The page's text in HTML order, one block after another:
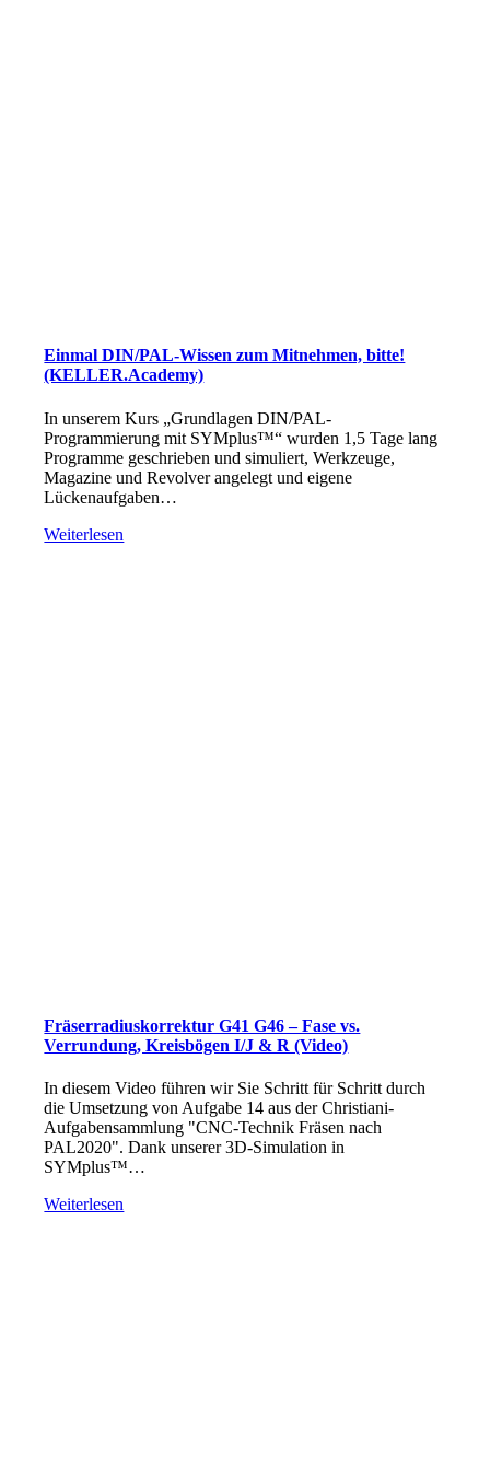
Einmal DIN/PAL-Wissen zum Mitnehmen, bitte!
(KELLER.Academy)
In unserem Kurs „Grundlagen DIN/PAL-
Programmierung mit SYMplus™“ wurden 1,5 Tage lang
Programme geschrieben und simuliert, Werkzeuge,
Magazine und Revolver angelegt und eigene
Lückenaufgaben…
Weiterlesen
Fräserradiuskorrektur G41 G46 – Fase vs.
Verrundung, Kreisbögen I/J & R (Video)
In diesem Video führen wir Sie Schritt für Schritt durch
die Umsetzung von Aufgabe 14 aus der Christiani-
Aufgabensammlung "CNC-Technik Fräsen nach
PAL2020". Dank unserer 3D-Simulation in
SYMplus™…
Weiterlesen